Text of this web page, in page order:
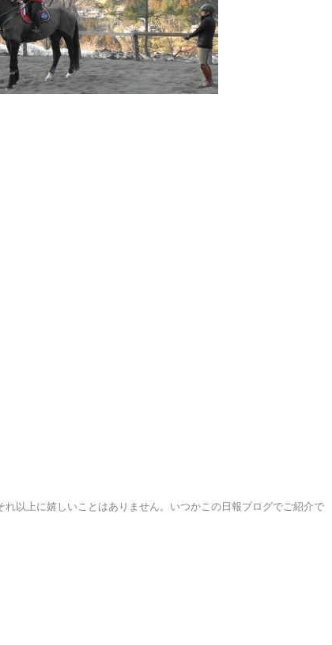
以上に嬉しいことはありません。いつかこの日報ブログでご紹介で